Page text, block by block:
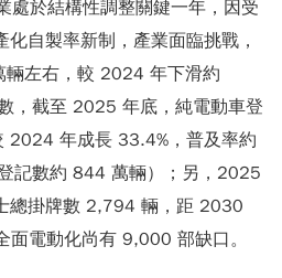
處於結構性調整關鍵一年，因受
自製率新制，產業面臨挑戰，
左右，較 2024 年下滑約
，截至 2025 年底，純電動車登
年成長 33.4%，普及率約
記數約 844 萬輛）；另，2025
總掛牌數 2,794 輛，距 2030
電動化尚有 9,000 部缺口。